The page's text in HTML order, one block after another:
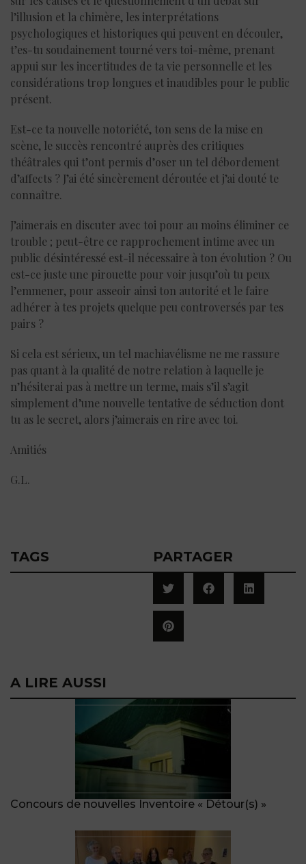
l’illusion et la chimère, les interprétations
psychologiques et historiques qui peuvent en découler,
t’es-tu soudainement tourné vers toi-même, prenant
appui sur les incertitudes de ta vie personnelle et les
considérations trop longues et inaudibles pour le public
présent.
Est-ce ta nouvelle notoriété, ton sens de la mise en
scène, le succès rencontré auprès des critiques
théâtrales qui t’ont permis d’oser un tel débordement
d’affects ? J’ai été sincèrement déroutée et j’ai douté te
connaître.
J’aimerais en discuter avec toi pour au moins éliminer ce
trouble ; peut-être ce rapprochement intime avec un
public désintéressé est-il nécessaire à ton évolution ? Ou
est-ce juste une pirouette pour voir jusqu’où tu peux
l’emmener, pour asseoir ainsi ton autorité et le faire
adhérer à tes projets quelque peu controversés par tes
pairs ?
Si cela est sérieux, un tel machiavélisme ne me rassure
pas quant à la qualité de notre relation à laquelle je
n’hésiterai pas à mettre un terme, mais s’il s’agit
simplement d’une nouvelle tentative de séduction dont
tu as le secret, alors j’aimerais en rire avec toi.
Amitiés
G.L.
TAGS PARTAGER
A LIRE AUSSI
Concours de nouvelles Inventoire « Détour(s) »